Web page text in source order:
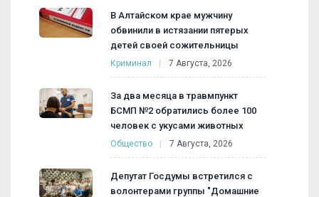
В Алтайском крае мужчину
обвинили в истязании пятерых
детей своей сожительницы
Криминал 7 Августа, 2026
За два месяца в травмпункт
БСМП №2 обратились более 100
человек с укусами животных
Общество 7 Августа, 2026
Депутат Госдумы встретился с
волонтерами группы "Домашние